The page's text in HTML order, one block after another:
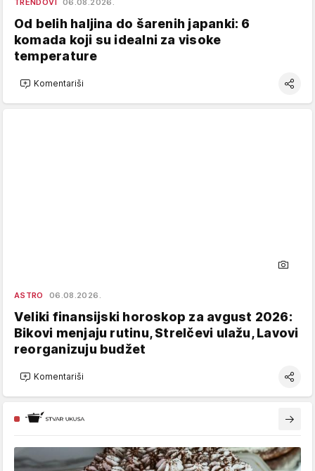
Od belih haljina do šarenih japanki: 6
komada koji su idealni za visoke
temperature
Komentariši
ASTRO 06.08.2026.
Veliki finansijski horoskop za avgust 2026:
Bikovi menjaju rutinu, Strelčevi ulažu, Lavovi
reorganizuju budžet
Komentariši